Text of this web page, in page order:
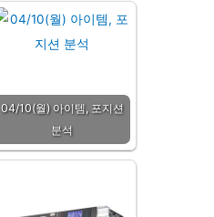
04/10(월) 아이템, 포지션
분석